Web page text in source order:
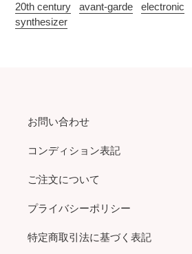
て
20th century avant-garde electronic
synthesizer
お問い合わせ
コンディション表記
ご注文について
プライバシーポリシー
特定商取引法に基づく表記